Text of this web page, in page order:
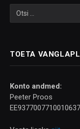
TOETA
Konto andmed:
Peeter Proos